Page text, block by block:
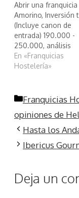
Abrir una franquicia
Amorino, Inversión
(Incluye canon de
entrada) 190.000 -
250.000, análisis
inteligente de
En «Franquicias
Hostelería»
Categorías
Franquicias
opiniones de
Hasta los
Ibericus
Deja un